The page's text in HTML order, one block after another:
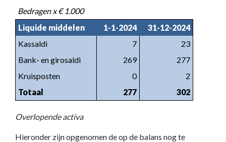
Bedragen x € 1.000
Liquide middelen
1-1-2024
31-12-2024
Kassaldi
7
23
Bank- en girosaldi
269
277
Kruisposten
0
2
Totaal
277 302
Overlopende activa
Hieronder zijn opgenomen de op de balans nog te